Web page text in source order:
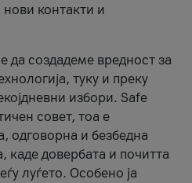
контакти и
да создадеме вредност за
туку и преку
избори. Safe
совет, тоа е
одговорна и безбедна
каде довербата и почитта
луѓето. Особено ја